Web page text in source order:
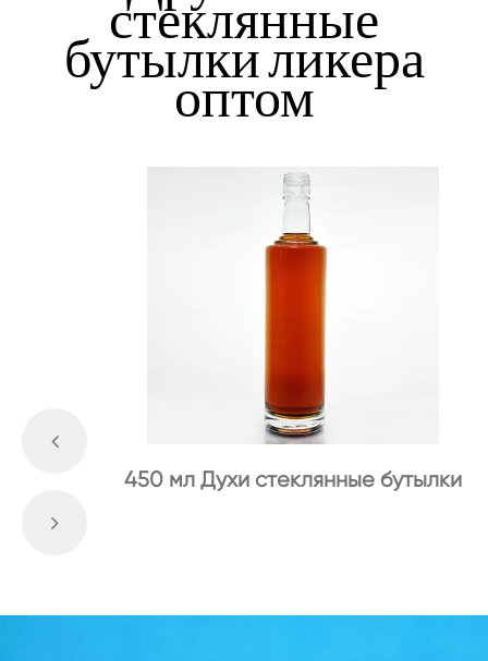
стеклянные
бутылки ликера
оптом
450 мл Духи стеклянные бутылки